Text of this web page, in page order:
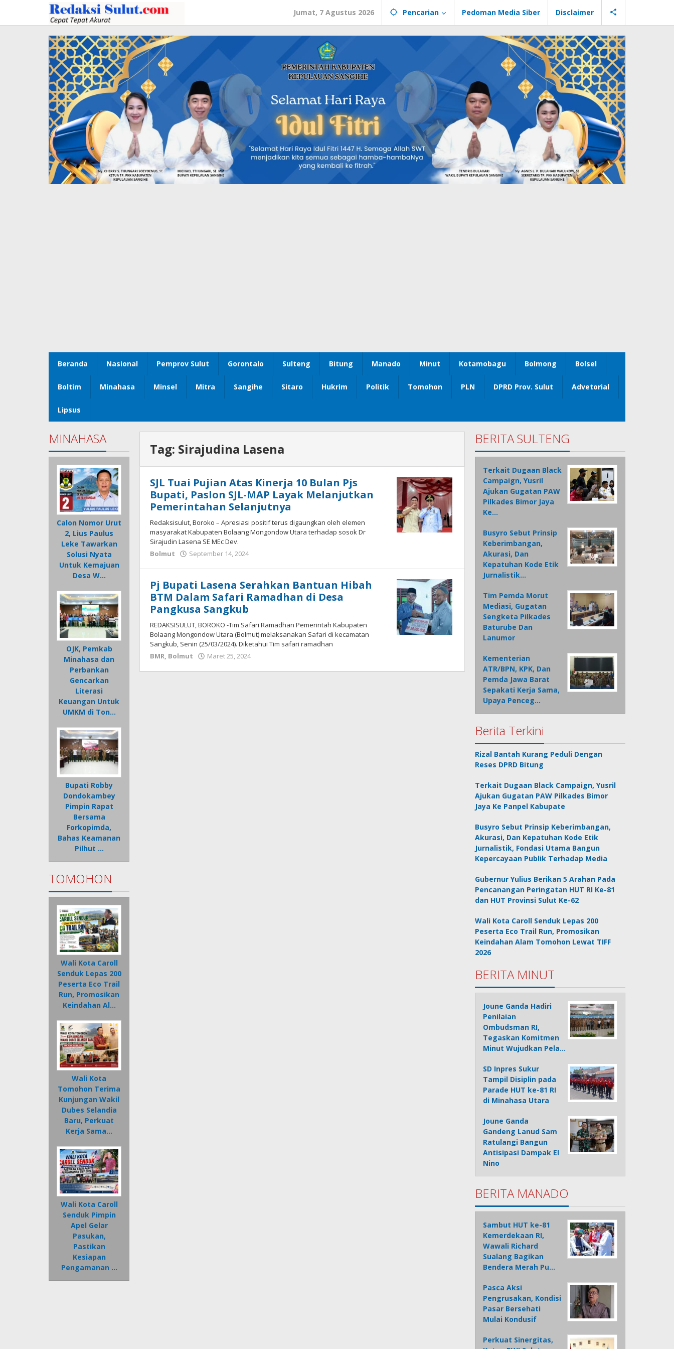
konten
Jumat, 7 Agustus 2026 Pencarian Pedoman Media Siber Disclaimer
Beranda Nasional Pemprov Sulut Gorontalo Sulteng Bitung Manado Minut Kotamobagu Bolmong Bolsel
Boltim Minahasa Minsel Mitra Sangihe Sitaro Hukrim Politik Tomohon PLN DPRD Prov. Sulut Advetorial
Lipsus
MINAHASA
Calon Nomor Urut
2, Lius Paulus
Leke Tawarkan
Solusi Nyata
Untuk Kemajuan
Desa W…
OJK, Pemkab
Minahasa dan
Perbankan
Gencarkan
Literasi
Keuangan Untuk
UMKM di Ton…
Bupati Robby
Dondokambey
Pimpin Rapat
Bersama
Forkopimda,
Bahas Keamanan
Pilhut …
TOMOHON
Wali Kota Caroll
Senduk Lepas 200
Peserta Eco Trail
Run, Promosikan
Keindahan Al…
Wali Kota
Tomohon Terima
Kunjungan Wakil
Dubes Selandia
Baru, Perkuat
Kerja Sama…
Wali Kota Caroll
Senduk Pimpin
Apel Gelar
Pasukan,
Pastikan
Kesiapan
Pengamanan …
Tag: Sirajudina Lasena
SJL Tuai Pujian Atas Kinerja 10 Bulan Pjs
Bupati, Paslon SJL-MAP Layak Melanjutkan
Pemerintahan Selanjutnya
Redaksisulut, Boroko – Apresiasi positif terus digaungkan oleh elemen
masyarakat Kabupaten Bolaang Mongondow Utara terhadap sosok Dr
Sirajudin Lasena SE MEc Dev.
Bolmut
September 14, 2024
Pj Bupati Lasena Serahkan Bantuan Hibah
BTM Dalam Safari Ramadhan di Desa
Pangkusa Sangkub
REDAKSISULUT, BOROKO -Tim Safari Ramadhan Pemerintah Kabupaten
Bolaang Mongondow Utara (Bolmut) melaksanakan Safari di kecamatan
Sangkub, Senin (25/03/2024). Diketahui Tim safari ramadhan
BMR, Bolmut Maret 25, 2024
BERITA SULTENG
Terkait Dugaan Black
Campaign, Yusril
Ajukan Gugatan PAW
Pilkades Bimor Jaya
Ke…
Busyro Sebut Prinsip
Keberimbangan,
Akurasi, Dan
Kepatuhan Kode Etik
Jurnalistik…
Tim Pemda Morut
Mediasi, Gugatan
Sengketa Pilkades
Baturube Dan
Lanumor
Kementerian
ATR/BPN, KPK, Dan
Pemda Jawa Barat
Sepakati Kerja Sama,
Upaya Penceg…
Berita Terkini
Rizal Bantah Kurang Peduli Dengan
Reses DPRD Bitung
Terkait Dugaan Black Campaign, Yusril
Ajukan Gugatan PAW Pilkades Bimor
Jaya Ke Panpel Kabupate
Busyro Sebut Prinsip Keberimbangan,
Akurasi, Dan Kepatuhan Kode Etik
Jurnalistik, Fondasi Utama Bangun
Kepercayaan Publik Terhadap Media
Gubernur Yulius Berikan 5 Arahan Pada
Pencanangan Peringatan HUT RI Ke-81
dan HUT Provinsi Sulut Ke-62
Wali Kota Caroll Senduk Lepas 200
Peserta Eco Trail Run, Promosikan
Keindahan Alam Tomohon Lewat TIFF
2026
BERITA MINUT
Joune Ganda Hadiri
Penilaian
Ombudsman RI,
Tegaskan Komitmen
Minut Wujudkan Pela…
SD Inpres Sukur
Tampil Disiplin pada
Parade HUT ke-81 RI
di Minahasa Utara
Joune Ganda
Gandeng Lanud Sam
Ratulangi Bangun
Antisipasi Dampak El
Nino
BERITA MANADO
Sambut HUT ke-81
Kemerdekaan RI,
Wawali Richard
Sualang Bagikan
Bendera Merah Pu…
Pasca Aksi
Pengrusakan, Kondisi
Pasar Bersehati
Mulai Kondusif
Perkuat Sinergitas,